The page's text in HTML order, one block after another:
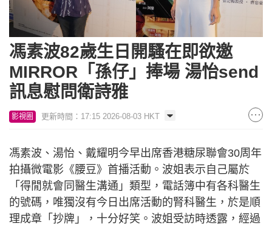
馮素波82歲生日開騷在即欲邀
MIRROR「孫仔」捧場 湯怡send
訊息慰問衛詩雅
影視圈 更新時間：17:15 2026-08-03 HKT
馮素波、湯怡、戴耀明今早出席香港糖尿聯會30周年
拍攝微電影《腰豆》首播活動。波姐表示自己屬於
「得閒就會同醫生溝通」類型，電話簿中有各科醫生
的號碼，唯獨沒有今日出席活動的腎科醫生，於是順
理成章「抄牌」，十分好笑。波姐受訪時透露，經過